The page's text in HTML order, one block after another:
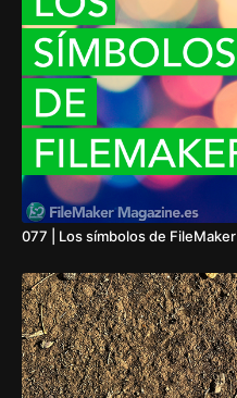
077 | Los símbolos de FileMaker